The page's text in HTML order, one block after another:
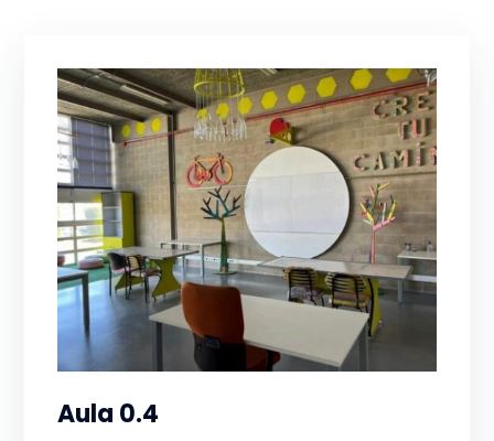
Aula 0.4